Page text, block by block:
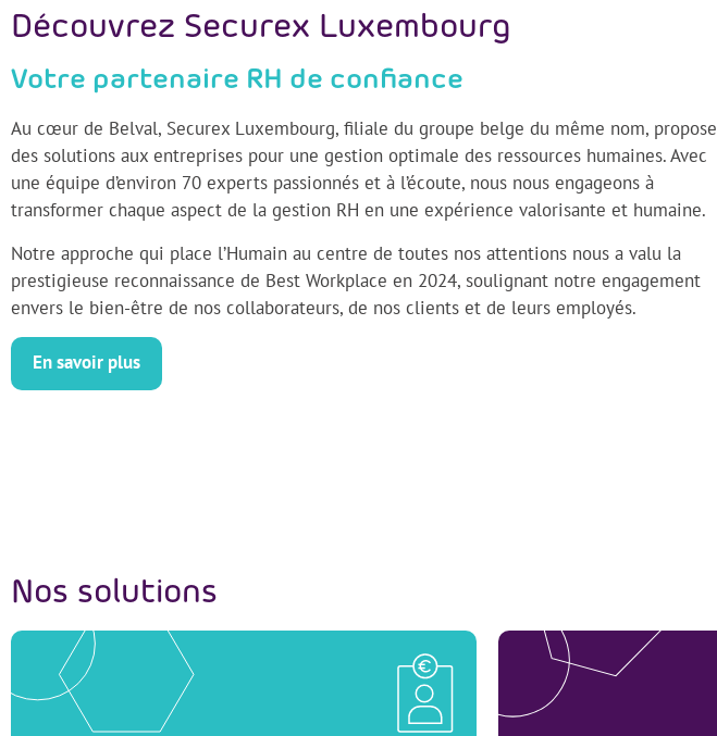
Découvrez Securex Luxembourg
Votre partenaire RH de confiance
Au cœur de Belval, Securex Luxembourg, filiale du groupe belge du même nom, propose
des solutions aux entreprises pour une gestion optimale des ressources humaines. Avec
une équipe d’environ 70 experts passionnés et à l’écoute, nous nous engageons à
transformer chaque aspect de la gestion RH en une expérience valorisante et humaine.
Notre approche qui place l’Humain au centre de toutes nos attentions nous a valu la
prestigieuse reconnaissance de Best Workplace en 2024, soulignant notre engagement
envers le bien-être de nos collaborateurs, de nos clients et de leurs employés.
En savoir plus
Nos solutions